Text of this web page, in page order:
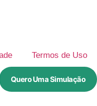
Termos de Uso
Quero Uma Simulação